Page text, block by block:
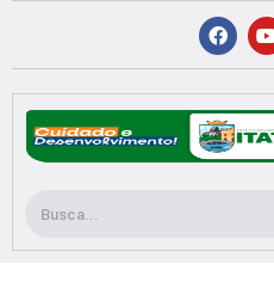
conteúdo
F
a
c
b
o
o
k
u
u
Pesquisar